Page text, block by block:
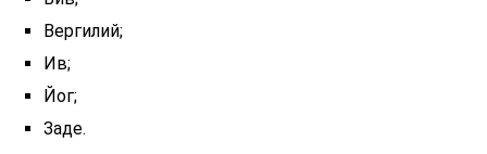
Вергилий;
Ив;
Йог;
Заде.